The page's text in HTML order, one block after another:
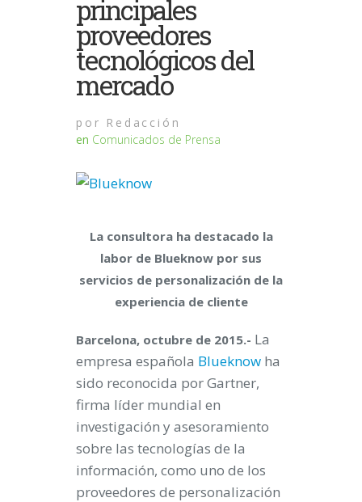
principales
proveedores
tecnológicos del
mercado
por Redacción
en Comunicados de Prensa
La consultora ha destacado la
labor de Blueknow por sus
servicios de personalización de la
experiencia de cliente
Barcelona, octubre de 2015.- La
empresa española Blueknow ha
sido reconocida por Gartner,
firma líder mundial en
investigación y asesoramiento
sobre las tecnologías de la
información, como uno de los
proveedores de personalización